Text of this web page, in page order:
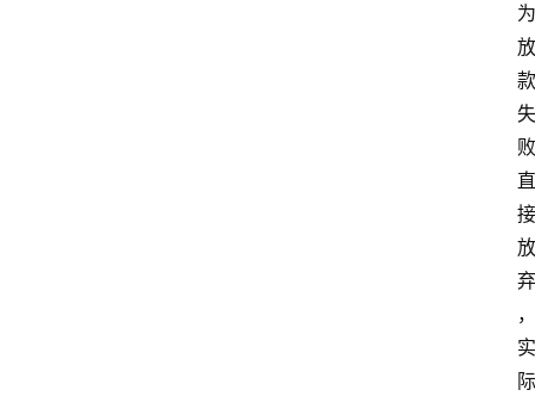
为
放
款
失
败
直
接
放
弃
，
实
际